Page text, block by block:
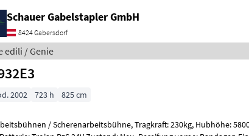
Schauer Gabelstapler GmbH
8424 Gabersdorf
edili / Genie
2002 723 h 825 cm
/ Scherenarbeitsbühne, Tragkraft: 230kg, Hubhöhe: 5800mm, Bauhöhe: